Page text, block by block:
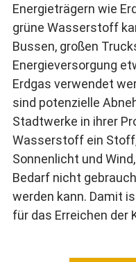
Energieträgern wie
grüne Wasserstoff
Bussen, großen
Energieversorgung
Erdgas verwendet
sind potenzielle
Stadtwerke in ihrer
Wasserstoff ein
Sonnenlicht und
Bedarf nicht
werden kann. Damit
für das Erreichen der